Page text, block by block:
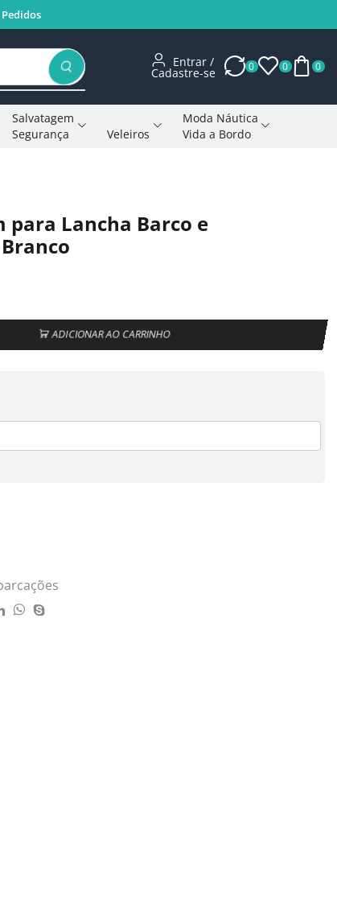
Entrar /
Cadastre-se 0 0 0
Salvatagem
Segurança
Veleiros
Moda Náutica
Vida a Bordo
para Lancha Barco e
ADICIONAR AO CARRINHO